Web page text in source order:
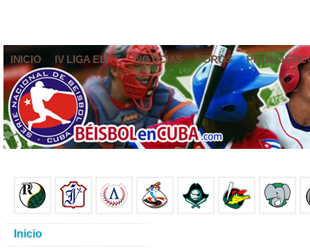
INICIO IV LIGA ELITE NOTICIAS FOROS
Inicio